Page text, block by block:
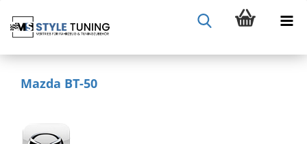
Mazda BT-50